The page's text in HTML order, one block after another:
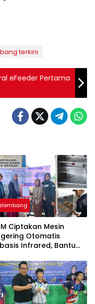
terkini
eFeeder Pertama
Ciptakan Mesin
Otomatis
Infrared, Bantu
Kemaro